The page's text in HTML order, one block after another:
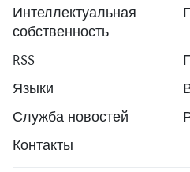
Интеллектуальная
собственность
RSS
Языки
Служба новостей
Контакты